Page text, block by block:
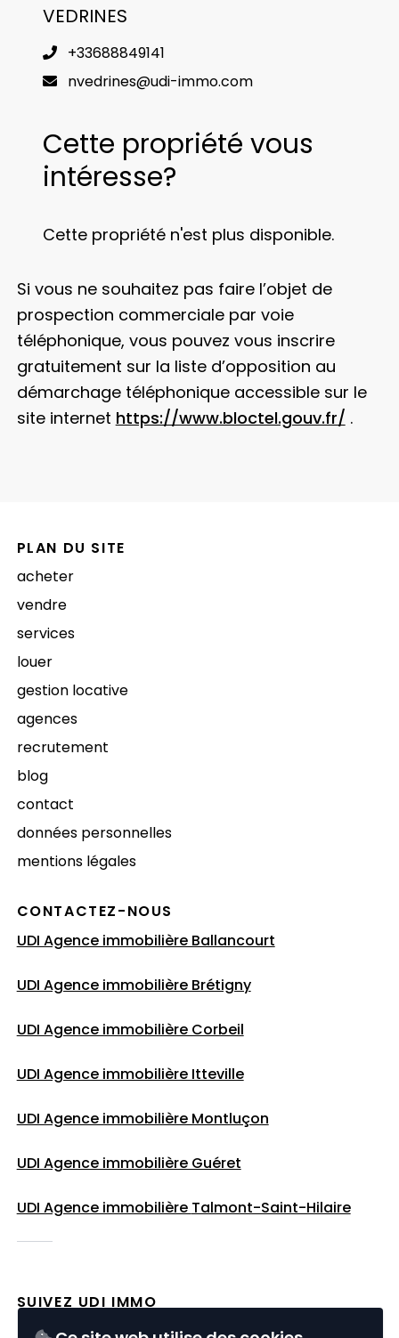
VEDRINES
+33688849141
nvedrines@udi-immo.com
Cette propriété vous
intéresse?
Cette propriété n'est plus disponible.
Si vous ne souhaitez pas faire l’objet de
prospection commerciale par voie
téléphonique, vous pouvez vous inscrire
gratuitement sur la liste d’opposition au
démarchage téléphonique accessible sur le
site internet https://www.bloctel.gouv.fr/ .
PLAN DU SITE
acheter
vendre
services
louer
gestion locative
agences
recrutement
blog
contact
données personnelles
mentions légales
CONTACTEZ-NOUS
UDI Agence immobilière Ballancourt
UDI Agence immobilière Brétigny
UDI Agence immobilière Corbeil
UDI Agence immobilière Itteville
UDI Agence immobilière Montluçon
UDI Agence immobilière Guéret
UDI Agence immobilière Talmont-Saint-Hilaire
SUIVEZ UDI IMMO